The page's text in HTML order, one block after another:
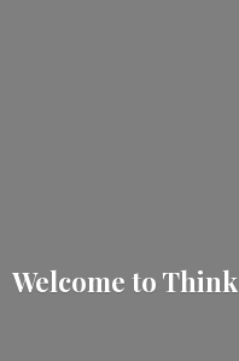
Welcome to Think